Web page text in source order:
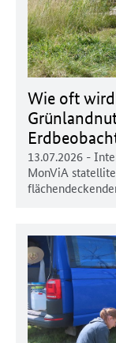
Wie oft
13.07.2026 -
MonViA